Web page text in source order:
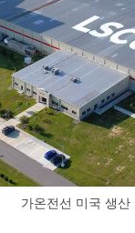
가온전선 미국 생산